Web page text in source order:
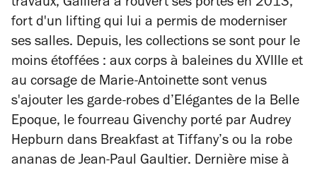
travaux, Galliera a rouvert ses portes en 2013,
fort d'un lifting qui lui a permis de moderniser
ses salles. Depuis, les collections se sont pour le
moins étoffées : aux corps à baleines du XVIIIe et
au corsage de Marie-Antoinette sont venus
s'ajouter les garde-robes d’Elégantes de la Belle
Epoque, le fourreau Givenchy porté par Audrey
Hepburn dans Breakfast at Tiffany’s ou la robe
ananas de Jean-Paul Gaultier. Dernière mise à